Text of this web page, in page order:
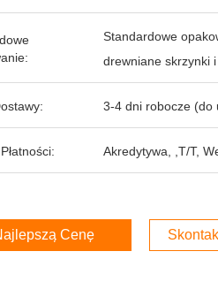
Standardowe
drewniane skrzynki i
3-4 dni robocze (do
Akredytywa, ,T/T,
Cenę